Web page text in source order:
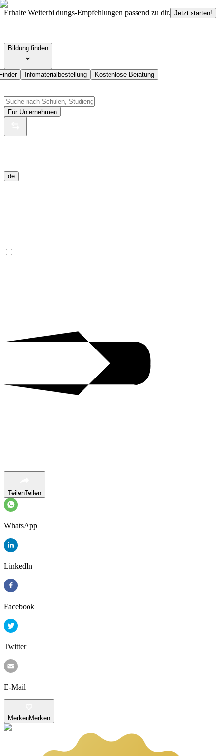
Erhalte Weiterbildungs-Empfehlungen passend zu dir. Jetzt starten!
Bildung finden
Infomaterialbestellung Kostenlose Beratung
Für Unternehmen
de
TeilenTeilen
WhatsApp
LinkedIn
Facebook
Twitter
E-Mail
MerkenMerken